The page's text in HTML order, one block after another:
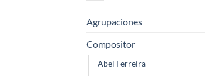
Agrupaciones
Compositor
Abel Ferreira